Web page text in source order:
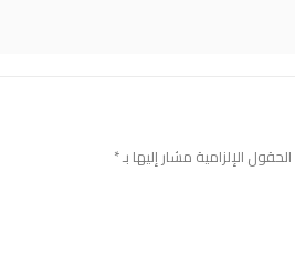
الحقول الإلزامية مشار إليها بـ*